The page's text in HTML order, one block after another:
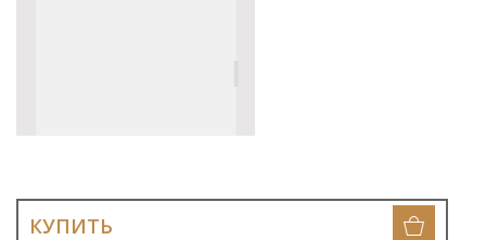
КУПИТЬ